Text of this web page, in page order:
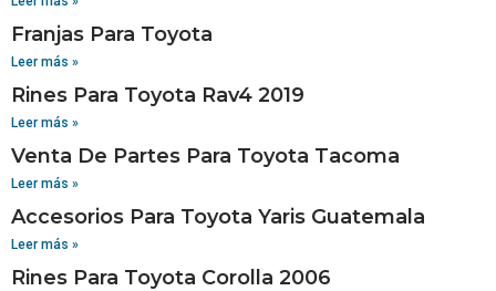
Franjas Para Toyota
Leer más »
Rines Para Toyota Rav4 2019
Leer más »
Venta De Partes Para Toyota Tacoma
Leer más »
Accesorios Para Toyota Yaris Guatemala
Leer más »
Rines Para Toyota Corolla 2006